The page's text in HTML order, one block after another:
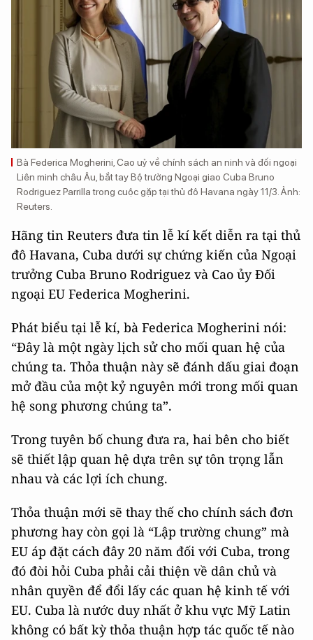
Bà Federica Mogherini, Cao uỷ về chính sách an ninh và đối ngoại
Liên minh châu Âu, bắt tay Bộ trưởng Ngoại giao Cuba Bruno
Rodriguez Parrilla trong cuộc gặp tại thủ đô Havana ngày 11/3. Ảnh:
Reuters.
Hãng tin Reuters đưa tin lễ kí kết diễn ra tại thủ
đô Havana, Cuba dưới sự chứng kiến của Ngoại
trưởng Cuba Bruno Rodriguez và Cao ủy Đối
ngoại EU Federica Mogherini.
Phát biểu tại lễ kí, bà Federica Mogherini nói:
“Đây là một ngày lịch sử cho mối quan hệ của
chúng ta. Thỏa thuận này sẽ đánh dấu giai đoạn
mở đầu của một kỷ nguyên mới trong mối quan
hệ song phương chúng ta”.
Trong tuyên bố chung đưa ra, hai bên cho biết
sẽ thiết lập quan hệ dựa trên sự tôn trọng lẫn
nhau và các lợi ích chung.
Thỏa thuận mới sẽ thay thế cho chính sách đơn
phương hay còn gọi là “Lập trường chung” mà
EU áp đặt cách đây 20 năm đối với Cuba, trong
đó đòi hỏi Cuba phải cải thiện về dân chủ và
nhân quyền để đổi lấy các quan hệ kinh tế với
EU. Cuba là nước duy nhất ở khu vực Mỹ Latin
không có bất kỳ thỏa thuận hợp tác quốc tế nào